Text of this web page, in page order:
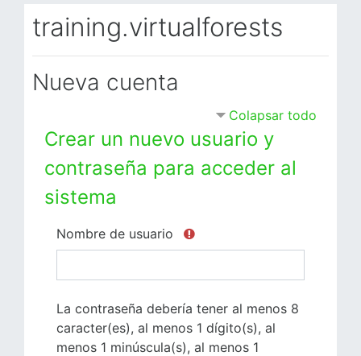
training.virtualforests
Nueva cuenta
Colapsar todo
Crear un nuevo usuario y
contraseña para acceder al
sistema
Nombre de usuario
La contraseña debería tener al menos 8
caracter(es), al menos 1 dígito(s), al
menos 1 minúscula(s), al menos 1